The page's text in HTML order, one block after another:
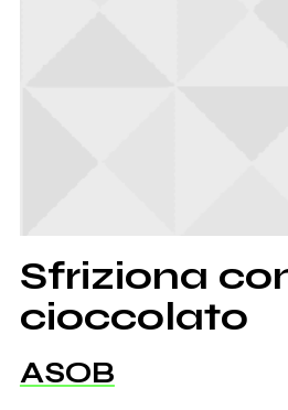
Sfriziona
cioccolato
ASOB